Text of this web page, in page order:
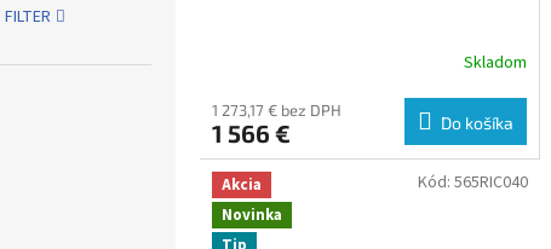
A
R
M
Skladom
1 273,17 € bez DPH
1 566 € Do košíka
Akcia
Novinka
Kód: 565RIC040